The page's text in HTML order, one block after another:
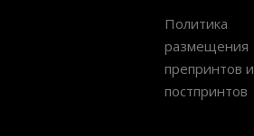
Политика
размещения
препринтов и
постпринтов